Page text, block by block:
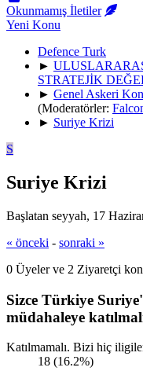
Okunmamış İletiler
Yeni Konu
Defence Turk
►
STRATEJİK
► Genel Askeri
(Moderatörler:
► Suriye Krizi
S
Suriye Krizi
Başlatan seyyah, 17
« önceki - sonraki »
0 Üyeler ve 2 Ziyaretçi
Sizce Türkiye
müdahaleye
Katılmamalı. Bizi hiç
18 (16.2%)